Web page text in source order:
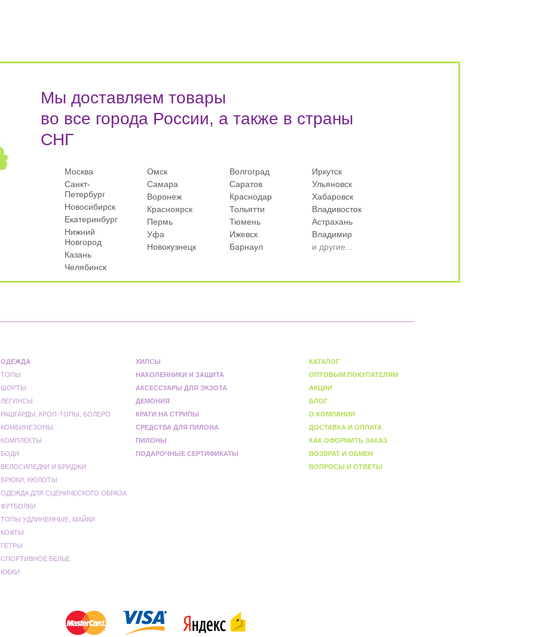
Мы доставляем товары
во все города России, а также в страны
СНГ
Москва
Санкт-
Петербург
Новосибирск
Екатеринбург
Нижний
Новгород
Казань
Челябинск
Омск
Самара
Воронеж
Красноярск
Пермь
Уфа
Новокузнецк
Волгоград
Саратов
Краснодар
Тольятти
Тюмень
Ижевск
Барнаул
Иркутск
Ульяновск
Хабаровск
Владивосток
Астрахань
Владимир
и другие...
ОДЕЖДА
ТОПЫ
ШОРТЫ
ЛЕГИНСЫ
РАШГАРДЫ, КРОП-ТОПЫ, БОЛЕРО
КОМБИНЕЗОНЫ
КОМПЛЕКТЫ
БОДИ
ВЕЛОСИПЕДКИ И БРИДЖИ
БРЮКИ, КЮЛОТЫ
ОДЕЖДА ДЛЯ СЦЕНИЧЕСКОГО ОБРАЗА
ФУТБОЛКИ
ТОПЫ УДЛИНЕННЫЕ, МАЙКИ
КОФТЫ
ГЕТРЫ
СПОРТИВНОЕ БЕЛЬЕ
ЮБКИ
ХИЛСЫ
НАКОЛЕННИКИ И ЗАЩИТА
АКСЕССУАРЫ ДЛЯ ЭКЗОТА
ДЕМОНИЯ
КРАГИ НА СТРИПЫ
СРЕДСТВА ДЛЯ ПИЛОНА
ПИЛОНЫ
ПОДАРОЧНЫЕ СЕРТИФИКАТЫ
КАТАЛОГ
ОПТОВЫМ ПОКУПАТЕЛЯМ
АКЦИИ
БЛОГ
О КОМПАНИИ
ДОСТАВКА И ОПЛАТА
КАК ОФОРМИТЬ ЗАКАЗ
ВОЗВРАТ И ОБМЕН
ВОПРОСЫ И ОТВЕТЫ